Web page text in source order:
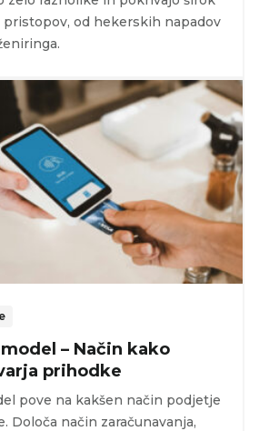
od hekerskih napadov
– Način kako
prihodke
pove na kakšen način podjetje
Določa način zaračunavanja,